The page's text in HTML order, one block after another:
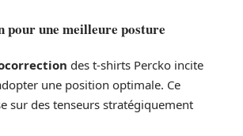
pour une meilleure posture
des t-shirts Percko incite
une position optimale. Ce
sur des tenseurs stratégiquement